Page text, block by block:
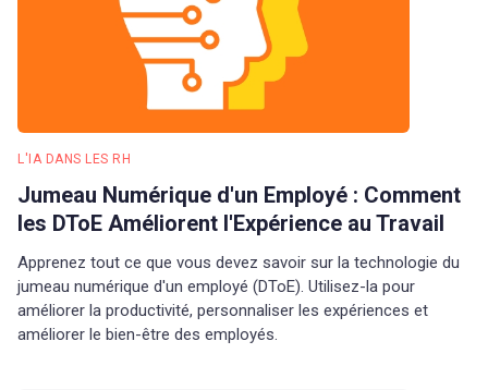
L'IA DANS LES RH
Jumeau Numérique d'un Employé : Comment
les DToE Améliorent l'Expérience au Travail
Apprenez tout ce que vous devez savoir sur la technologie du
jumeau numérique d'un employé (DToE). Utilisez-la pour
améliorer la productivité, personnaliser les expériences et
améliorer le bien-être des employés.